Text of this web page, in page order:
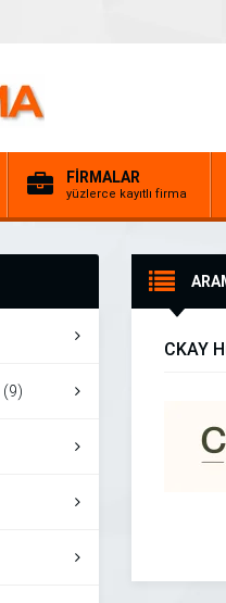
FİRMALAR
yüzlerce kayıtlı firma
(9)
CKAY